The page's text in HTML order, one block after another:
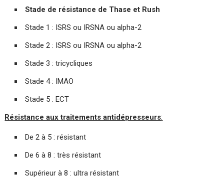
Stade de résistance de Thase et Rush
Stade 1 : ISRS ou IRSNA ou alpha-2
Stade 2 : ISRS ou IRSNA ou alpha-2
Stade 3 : tricycliques
Stade 4 : IMAO
Stade 5 : ECT
Résistance aux traitements antidépresseurs:
De 2 à 5 : résistant
De 6 à 8 : très résistant
Supérieur à 8 : ultra résistant